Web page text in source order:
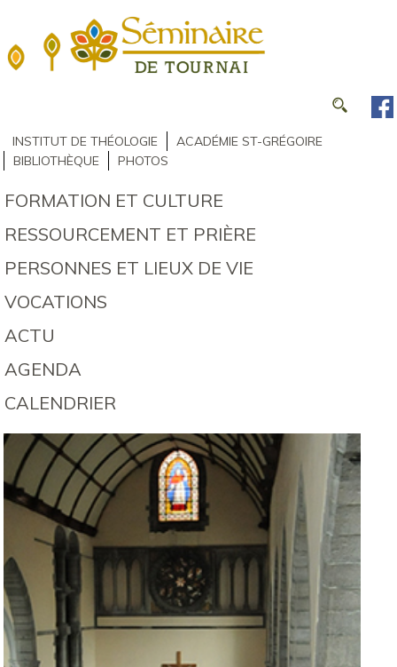
INSTITUT DE THÉOLOGIE
ACADÉMIE ST-GRÉGOIRE
BIBLIOTHÈQUE
PHOTOS
FORMATION ET CULTURE
RESSOURCEMENT ET PRIÈRE
PERSONNES ET LIEUX DE VIE
VOCATIONS
ACTU
AGENDA
CALENDRIER